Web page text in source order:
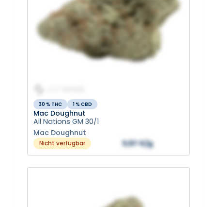
30 % THC 1 % CBD
Mac Doughnut
All Nations GM 30/1
Mac Doughnut
Nicht verfügbar 11,67 €/g